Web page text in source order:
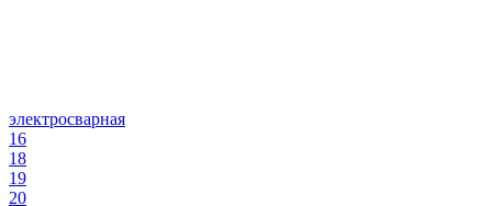
электросварная
16
18
19
20